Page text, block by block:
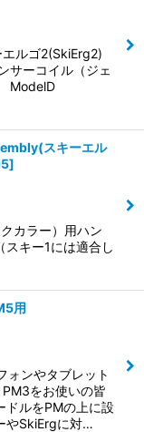
ルゴ2(SkiErg2)
サーコイル（ジェ
ModelD
スキーエル
]
カラー）用ハン
スキー1には適合し
用
ォンやタブレット
をお使いの皆
ドルをPMの上に設
やSkiErgに対…